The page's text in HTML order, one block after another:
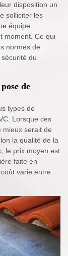
disposition un
solliciter les
équipe
moment. Ce qui
normes de
du
de
types de
Lorsque ces
mieux serait de
la qualité de la
le prix moyen est
faite en
varie entre